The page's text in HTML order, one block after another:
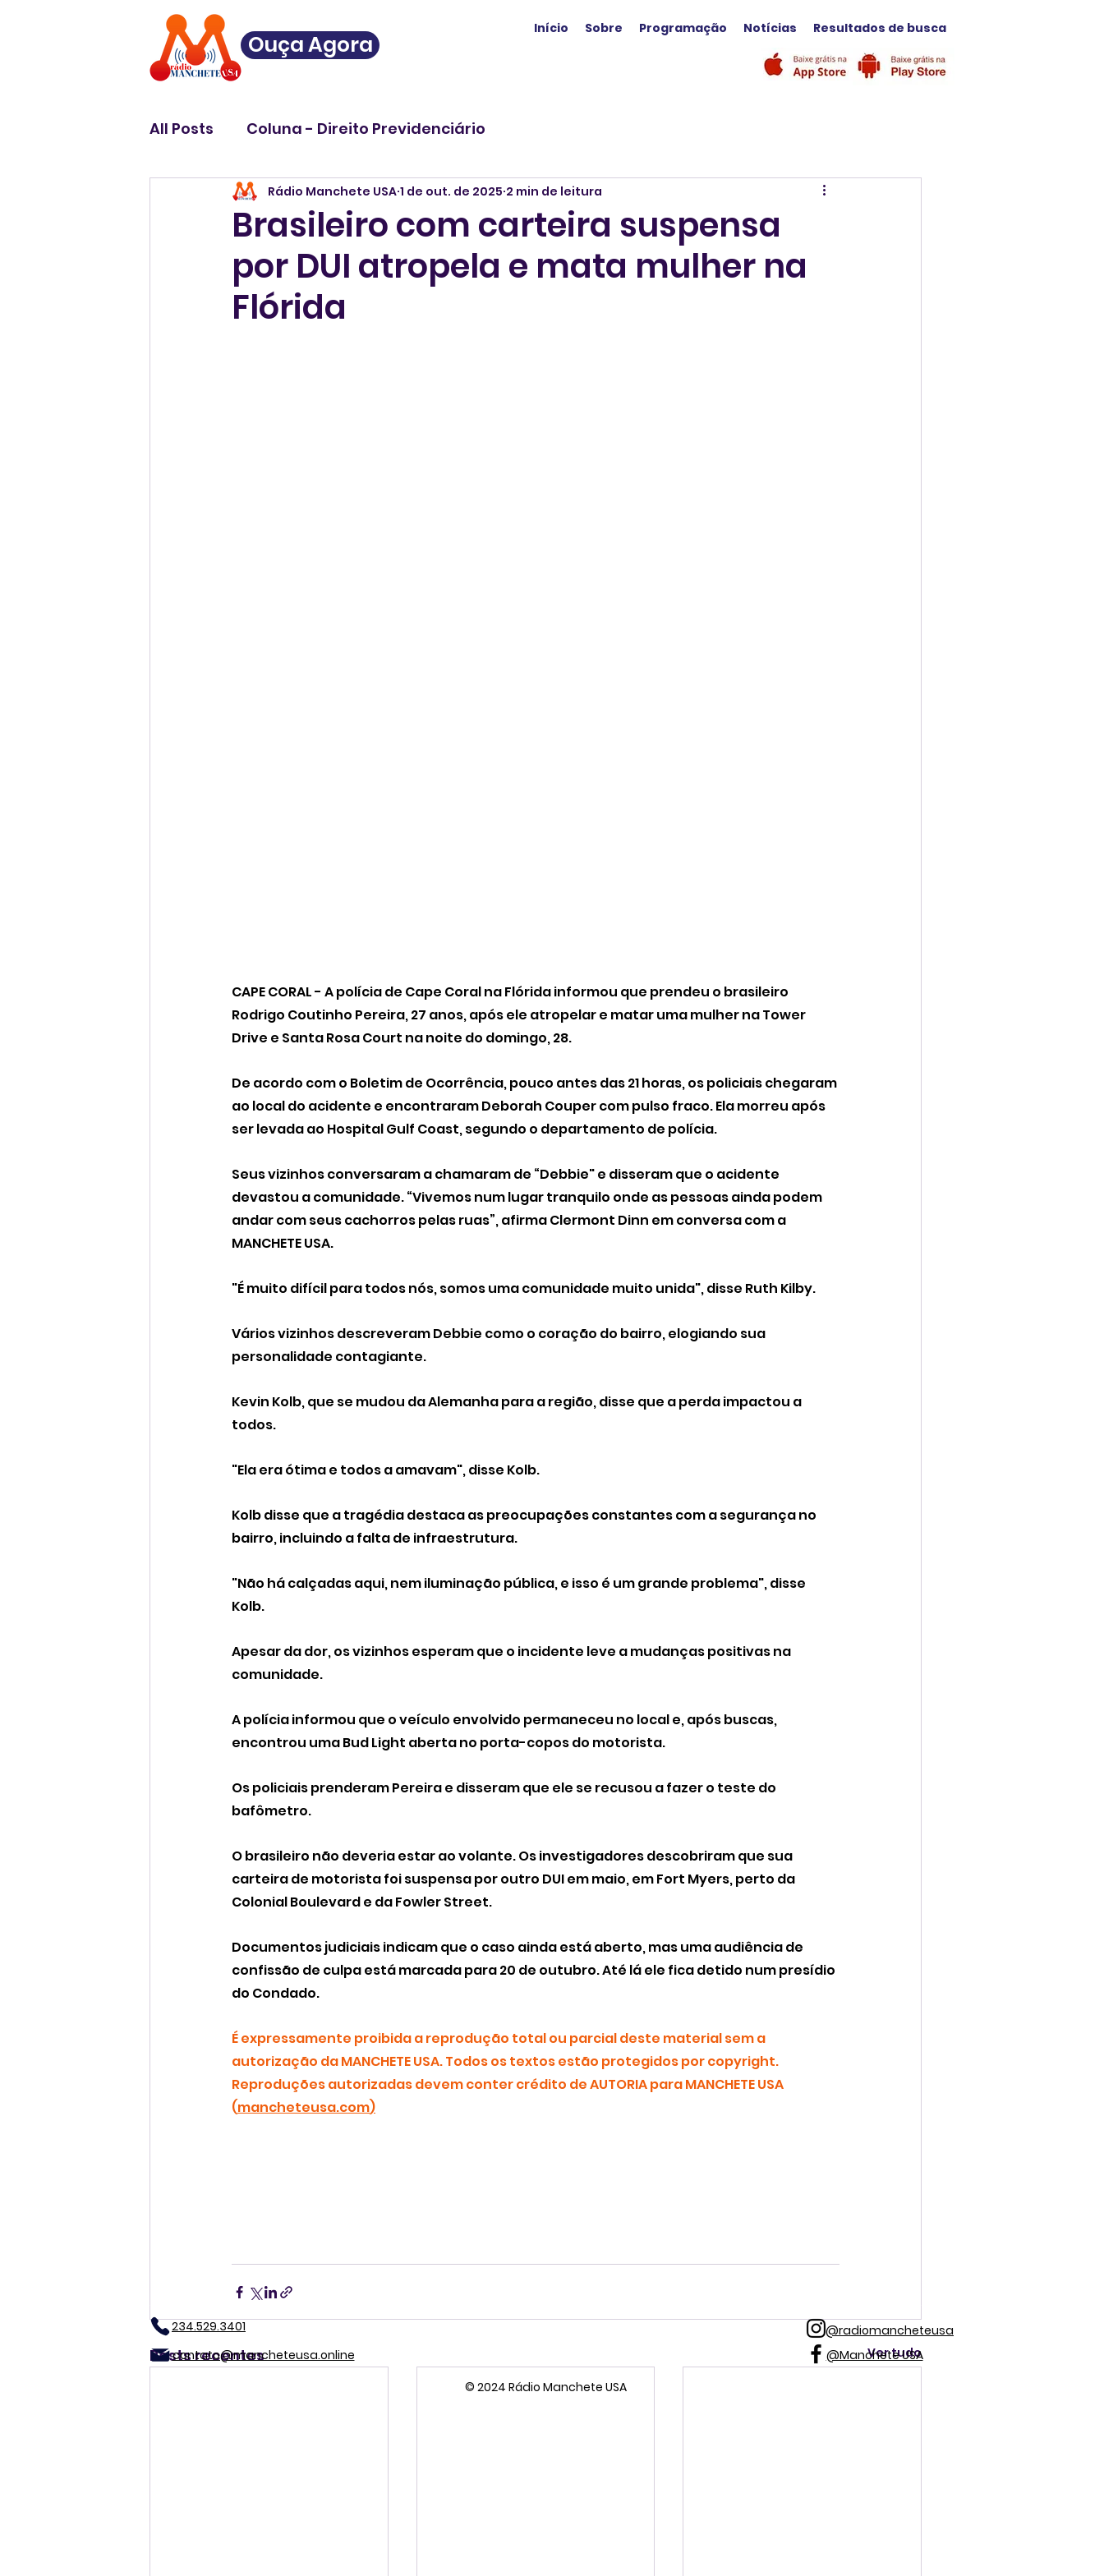
Ouça Agora
Início Sobre Programação Notícias Resultados de busca
All Posts Coluna - Direito Previdenciário
Brasileiro com carteira suspensa
por DUI atropela e mata mulher na
Flórida
Rádio Manchete USA 1 de out. de 2025 2 min de leitura
CAPE CORAL - A polícia de Cape Coral na Flórida informou que prendeu o brasileiro
Rodrigo Coutinho Pereira, 27 anos, após ele atropelar e matar uma mulher na Tower
Drive e Santa Rosa Court na noite do domingo, 28.
De acordo com o Boletim de Ocorrência, pouco antes das 21 horas, os policiais chegaram
ao local do acidente e encontraram Deborah Couper com pulso fraco. Ela morreu após
ser levada ao Hospital Gulf Coast, segundo o departamento de polícia.
Seus vizinhos conversaram a chamaram de “Debbie" e disseram que o acidente
devastou a comunidade. “Vivemos num lugar tranquilo onde as pessoas ainda podem
andar com seus cachorros pelas ruas”, afirma Clermont Dinn em conversa com a
MANCHETE USA.
"É muito difícil para todos nós, somos uma comunidade muito unida", disse Ruth Kilby.
Vários vizinhos descreveram Debbie como o coração do bairro, elogiando sua
personalidade contagiante.
Kevin Kolb, que se mudou da Alemanha para a região, disse que a perda impactou a
todos.
"Ela era ótima e todos a amavam", disse Kolb.
Kolb disse que a tragédia destaca as preocupações constantes com a segurança no
bairro, incluindo a falta de infraestrutura.
"Não há calçadas aqui, nem iluminação pública, e isso é um grande problema", disse
Kolb.
Apesar da dor, os vizinhos esperam que o incidente leve a mudanças positivas na
comunidade.
A polícia informou que o veículo envolvido permaneceu no local e, após buscas,
encontrou uma Bud Light aberta no porta-copos do motorista.
Os policiais prenderam Pereira e disseram que ele se recusou a fazer o teste do
bafômetro.
O brasileiro não deveria estar ao volante. Os investigadores descobriram que sua
carteira de motorista foi suspensa por outro DUI em maio, em Fort Myers, perto da
Colonial Boulevard e da Fowler Street.
Documentos judiciais indicam que o caso ainda está aberto, mas uma audiência de
confissão de culpa está marcada para 20 de outubro. Até lá ele fica detido num presídio
do Condado.
É expressamente proibida a reprodução total ou parcial deste material sem a
autorização da MANCHETE USA. Todos os textos estão protegidos por copyright.
Reproduções autorizadas devem conter crédito de AUTORIA para MANCHETE USA
(mancheteusa.com)
Posts recentes Ver tudo
234.529.3401
contato@mancheteusa.online
@radiomancheteusa
@Manchete USA
© 2024 Rádio Manchete USA